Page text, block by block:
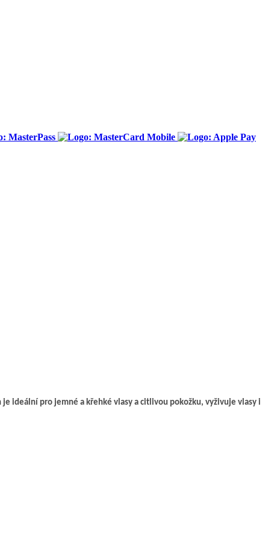
ideální pro jemné a křehké vlasy a citlivou pokožku, vyživuje vlasy i